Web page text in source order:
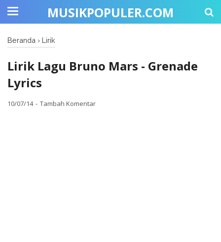
MUSIKPOPULER.COM
Beranda › Lirik
Lirik Lagu Bruno Mars - Grenade
Lyrics
10/07/14 Tambah Komentar